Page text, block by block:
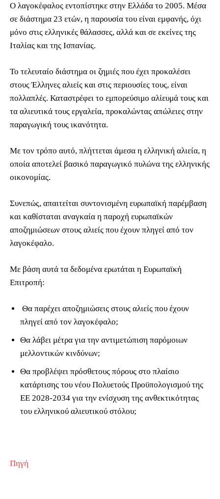
Ο λαγοκέφαλος εντοπίστηκε στην Ελλάδα το 2005. Μέσα
σε διάστημα 23 ετών, η παρουσία του είναι εμφανής, όχι
μόνο στις ελληνικές θάλασσες, αλλά και σε εκείνες της
Ιταλίας και της Ισπανίας.
Το τελευταίο διάστημα οι ζημιές που έχει προκαλέσει
στους Έλληνες αλιείς και στις περιουσίες τους, είναι
πολλαπλές. Καταστρέφει το εμπορεύσιμο αλίευμά τους και
τα αλιευτικά τους εργαλεία, προκαλώντας απώλειες στην
παραγωγική τους ικανότητα.
Με τον τρόπο αυτό, πλήττεται άμεσα η ελληνική αλιεία, η
οποία αποτελεί βασικό παραγωγικό πυλώνα της ελληνικής
οικονομίας.
Συνεπώς, απαιτείται συντονισμένη ευρωπαϊκή παρέμβαση
και καθίσταται αναγκαία η παροχή ευρωπαϊκών
αποζημιώσεων στους αλιείς που έχουν πληγεί από τον
λαγοκέφαλο.
Με βάση αυτά τα δεδομένα ερωτάται η Ευρωπαϊκή
Επιτροπή:
Θα παρέχει αποζημιώσεις στους αλιείς που έχουν
πληγεί από τον λαγοκέφαλο;
Θα λάβει μέτρα για την αντιμετώπιση παρόμοιων
μελλοντικών κινδύνων;
Θα προβλέψει πρόσθετους πόρους στο πλαίσιο
κατάρτισης του νέου Πολυετούς Προϋπολογισμού της
ΕΕ 2028-2034 για την ενίσχυση της ανθεκτικότητας
του ελληνικού αλιευτικού στόλου;
Πηγή